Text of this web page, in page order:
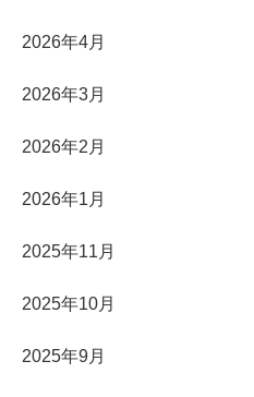
2026年4月
2026年3月
2026年2月
2026年1月
2025年11月
2025年10月
2025年9月